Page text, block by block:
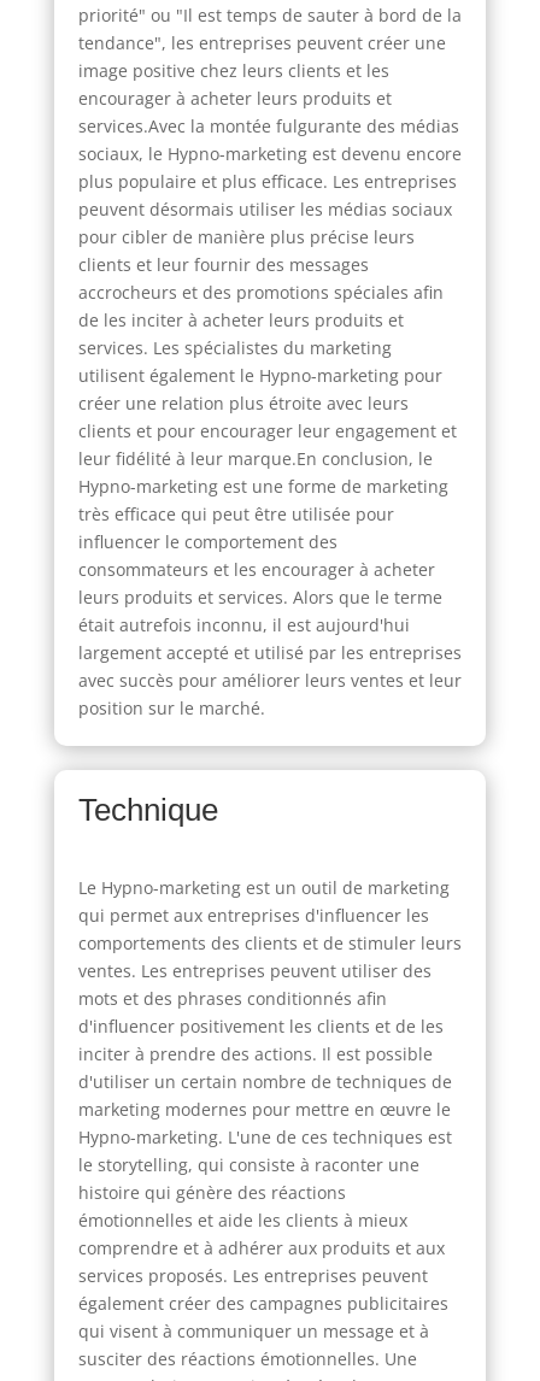
priorité" ou "Il est temps de sauter à bord de la
tendance", les entreprises peuvent créer une
image positive chez leurs clients et les
encourager à acheter leurs produits et
services.Avec la montée fulgurante des médias
sociaux, le Hypno-marketing est devenu encore
plus populaire et plus efficace. Les entreprises
peuvent désormais utiliser les médias sociaux
pour cibler de manière plus précise leurs
clients et leur fournir des messages
accrocheurs et des promotions spéciales afin
de les inciter à acheter leurs produits et
services. Les spécialistes du marketing
utilisent également le Hypno-marketing pour
créer une relation plus étroite avec leurs
clients et pour encourager leur engagement et
leur fidélité à leur marque.En conclusion, le
Hypno-marketing est une forme de marketing
très efficace qui peut être utilisée pour
influencer le comportement des
consommateurs et les encourager à acheter
leurs produits et services. Alors que le terme
était autrefois inconnu, il est aujourd'hui
largement accepté et utilisé par les entreprises
avec succès pour améliorer leurs ventes et leur
position sur le marché.
Technique
Le Hypno-marketing est un outil de marketing
qui permet aux entreprises d'influencer les
comportements des clients et de stimuler leurs
ventes. Les entreprises peuvent utiliser des
mots et des phrases conditionnés afin
d'influencer positivement les clients et de les
inciter à prendre des actions. Il est possible
d'utiliser un certain nombre de techniques de
marketing modernes pour mettre en œuvre le
Hypno-marketing. L'une de ces techniques est
le storytelling, qui consiste à raconter une
histoire qui génère des réactions
émotionnelles et aide les clients à mieux
comprendre et à adhérer aux produits et aux
services proposés. Les entreprises peuvent
également créer des campagnes publicitaires
qui visent à communiquer un message et à
susciter des réactions émotionnelles. Une